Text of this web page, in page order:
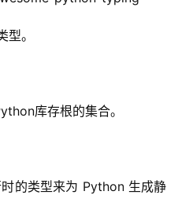
。
库存根的集合。
的类型来为 Python 生成静